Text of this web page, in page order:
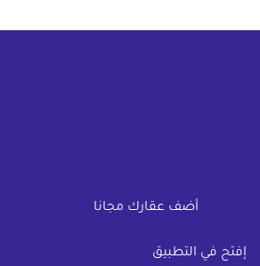
إفتح في التطبيق
أضف عقارك مجانا